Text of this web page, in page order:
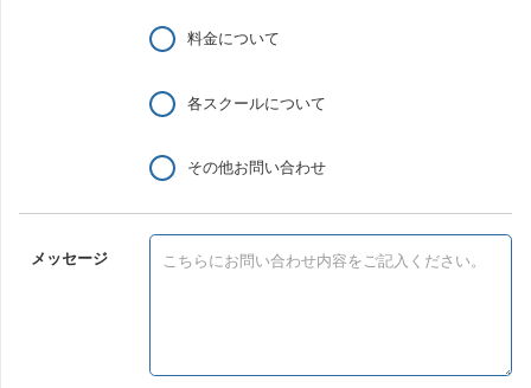
料金について
各スクールについて
その他お問い合わせ
メッセージ